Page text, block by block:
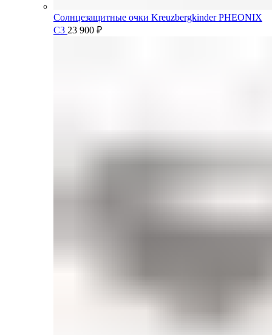
Солнцезащитные очки Kreuzbergkinder PHEONIX
C3 23 900 ₽